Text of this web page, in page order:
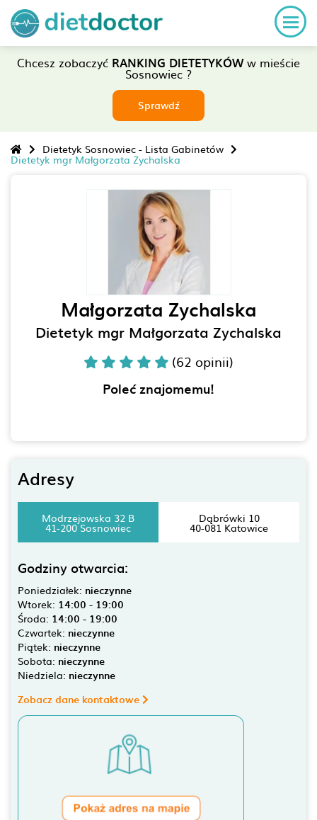
Chcesz zobaczyć RANKING DIETETYKÓWw mieście
Sosnowiec ?
Sprawdź
Dietetyk Sosnowiec - Lista Gabinetów
Dietetyk mgr Małgorzata Zychalska
Małgorzata Zychalska
Dietetyk mgr Małgorzata Zychalska
(62 opinii)
Poleć znajomemu!
Adresy
Modrzejowska 32 B
41-200 Sosnowiec
Dąbrówki 10
40-081 Katowice
Godziny otwarcia:
Poniedziałek: nieczynne
Wtorek: 14:00 - 19:00
Środa: 14:00 - 19:00
Czwartek: nieczynne
Piątek: nieczynne
Sobota: nieczynne
Niedziela: nieczynne
Zobacz dane kontaktowe